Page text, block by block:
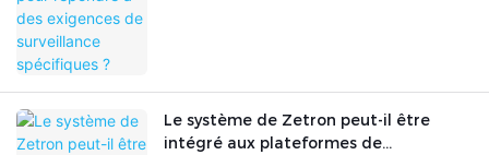
Le système de Zetron peut-il être
intégré aux plateformes de